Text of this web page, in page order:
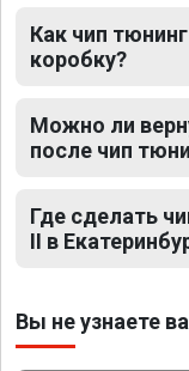
Как чип
коробку?
Можно ли
после чип
Где сделать
II в
Вы не узнаете